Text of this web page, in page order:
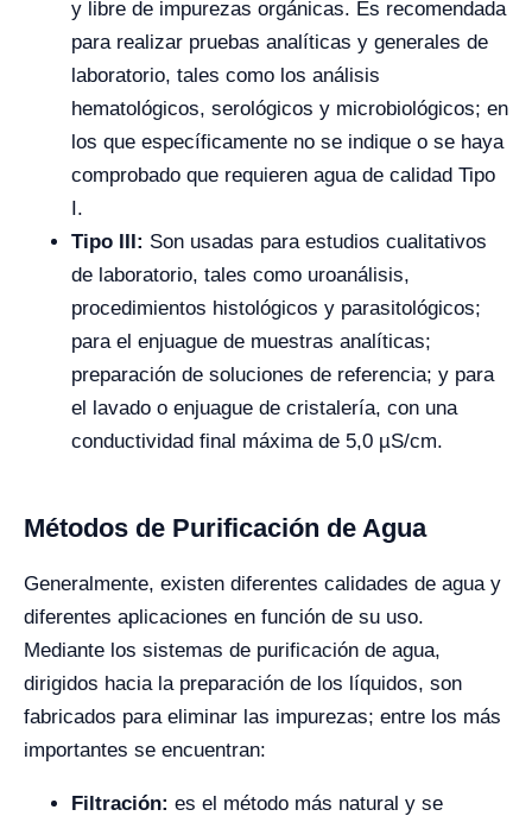
y libre de impurezas orgánicas. Es recomendada
para realizar pruebas analíticas y generales de
laboratorio, tales como los análisis
hematológicos, serológicos y microbiológicos; en
los que específicamente no se indique o se haya
comprobado que requieren agua de calidad Tipo
I.
Tipo III: Son usadas para estudios cualitativos
de laboratorio, tales como uroanálisis,
procedimientos histológicos y parasitológicos;
para el enjuague de muestras analíticas;
preparación de soluciones de referencia; y para
el lavado o enjuague de cristalería, con una
conductividad final máxima de 5,0 µS/cm.
Métodos de Purificación de Agua
Generalmente, existen diferentes calidades de agua y
diferentes aplicaciones en función de su uso.
Mediante los sistemas de purificación de agua,
dirigidos hacia la preparación de los líquidos, son
fabricados para eliminar las impurezas; entre los más
importantes se encuentran:
Filtración: es el método más natural y se